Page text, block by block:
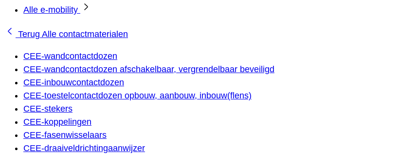
Alle e-mobility
Terug Alle contactmaterialen
CEE-wandcontactdozen
CEE-wandcontactdozen afschakelbaar, vergrendelbaar beveiligd
CEE-inbouwcontactdozen
CEE-toestelcontactdozen opbouw, aanbouw, inbouw(flens)
CEE-stekers
CEE-koppelingen
CEE-fasenwisselaars
CEE-draaiveldrichtingaanwijzer